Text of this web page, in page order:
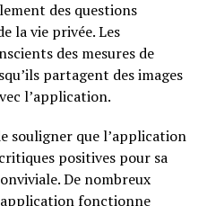
des questions
la vie privée. Les
des mesures de
partagent des images
l’application.
souligner que l’application
positives pour sa
De nombreux
fonctionne